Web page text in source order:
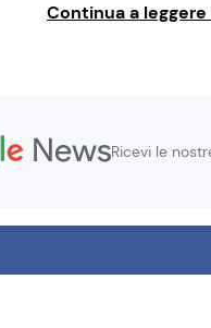
Continua a
Ricevi le